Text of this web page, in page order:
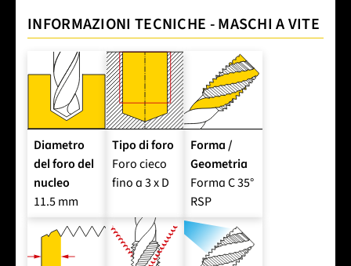
INFORMAZIONI TECNICHE - MASCHI A VITE
Diametro
del foro del
nucleo
11.5 mm
Tipo di foro
Foro cieco
fino a 3 x D
Forma /
Geometria
Forma C 35°
RSP